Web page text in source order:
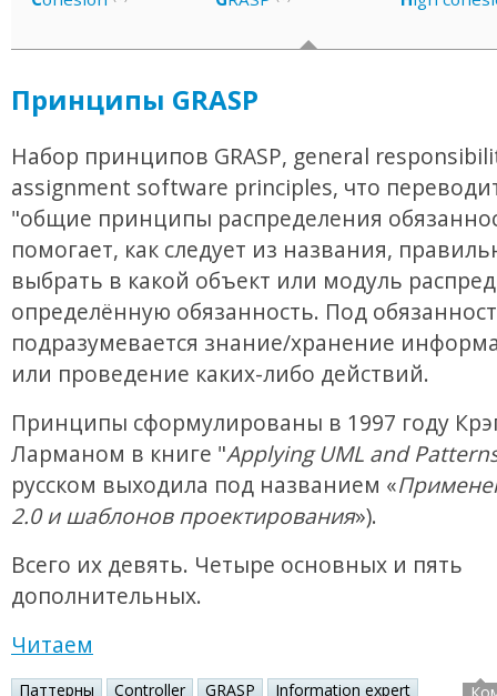
Принципы GRASP
Набор принципов GRASP, general
assignment software principles, что
"общие принципы распределения
помогает, как следует из названия,
выбрать в какой объект или модуль
определённую обязанность. Под
подразумевается знание/хранение
или проведение каких-либо действий.
Принципы сформулированы в 1997 году
Ларманом в книге "Applying UML and
русском выходила под названием «
2.0 и шаблонов проектирования»).
Всего их девять. Четыре основных и пять
дополнительных.
Читаем
Паттерны Controller GRASP
Information expert